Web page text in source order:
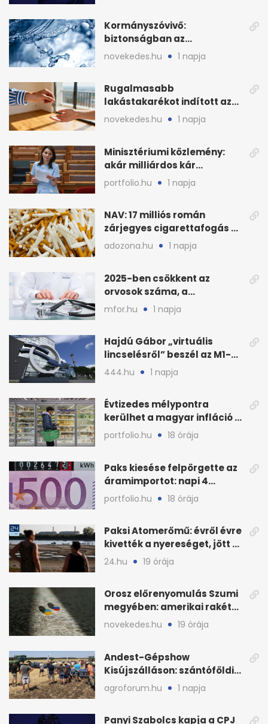
Kormányszóvivő:
biztonságban az
ivóvízkészlet, nincs
stratégiai vízhiány
novekedes.hu 1 napja
Rugalmasabb
lakástakarékot indított az
OTP: két köztes kilépéssel
novekedes.hu 1 napja
Minisztériumi közlemény:
akár milliárdos kár
fenyegette Budapest fáit
portfolio.hu 1 napja
NAV: 17 milliós román
zárjegyes cigarettafogás az
M1-esen
adozona.hu 1 napja
2025-ben csökkent az
orvosok száma, a
háziorvosokra még több
mfor.hu 1 napja
Hajdú Gábor „virtuális
lincselésről” beszél az M1-
ből kirúgása után
444.hu 1 napja
Évtizedes mélypontra
kerülhet a magyar infláció a
KSH új adata szerint
portfolio.hu 18 órája
Paks kiesése felpörgette az
áramimportot: napi 4
milliárd forintos számla
portfolio.hu 18 órája
Paksi Atomerőmű: évről évre
kivették a nyereséget, jött a
baj
24.hu 19 órája
Orosz előrenyomulás Szumi
megyében: amerikai rakéták
is zsákmányként
novekedes.hu 19 órája
Andest-Gépshow
Kisújszálláson: szántóföldi
bemutató 2026. augusztus
12-én
agroforum.hu 1 napja
Panyi Szabolcs kapja a CPJ